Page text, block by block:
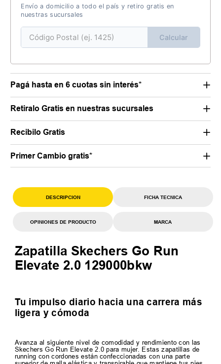
Envío a domicilio a todo el país y retiro gratis en
nuestras sucursales
Calcular
Pagá hasta en 6 cuotas sin interés*
Retiralo Gratis en nuestras sucursales
Recibilo Gratis
Primer Cambio gratis*
DESCRIPCION FICHA TECNICA
OPINIONES DE PRODUCTO MARCA
Zapatilla Skechers Go Run
Elevate 2.0 129000bkw
Tu impulso diario hacia una carrera más
ligera y cómoda
Avanza al siguiente nivel de comodidad y rendimiento con las
Skechers Go Run Elevate 2.0 para mujer. Estas zapatillas de
running con cordones están confeccionadas con una parte